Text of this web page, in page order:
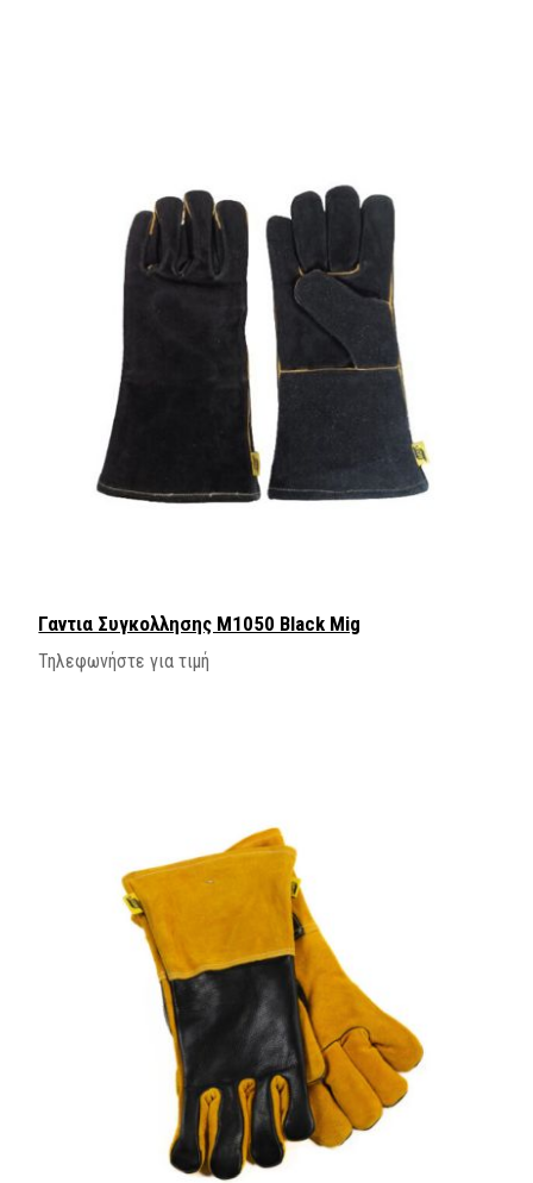
Γαντια Συγκολλησης M1050 Black Mig
Τηλεφωνήστε για τιμή